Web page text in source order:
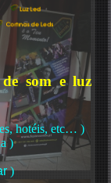
som e luz
hotéis, etc… )
)
)